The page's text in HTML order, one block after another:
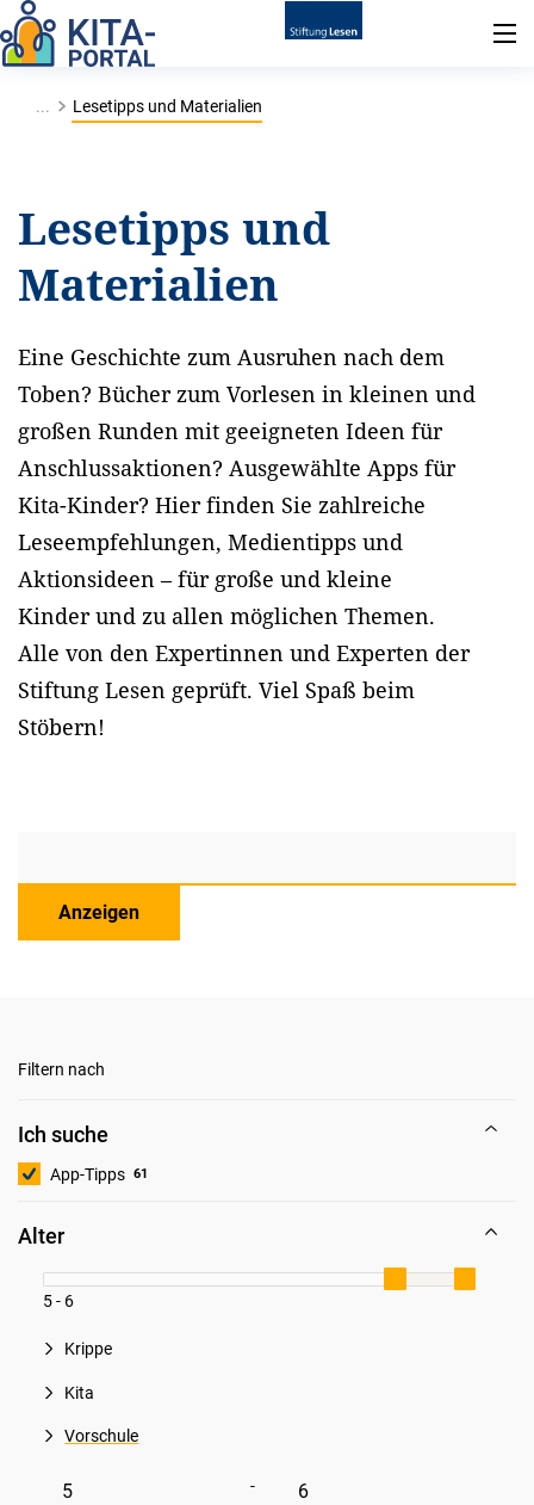
... Lesetipps und Materialien
Lesetipps und
Materialien
Eine Geschichte zum Ausruhen nach dem
Toben? Bücher zum Vorlesen in kleinen und
großen Runden mit geeigneten Ideen für
Anschlussaktionen? Ausgewählte Apps für
Kita-Kinder? Hier finden Sie zahlreiche
Leseempfehlungen, Medientipps und
Aktionsideen – für große und kleine
Kinder und zu allen möglichen Themen.
Alle von den Expertinnen und Experten der
Stiftung Lesen geprüft. Viel Spaß beim
Stöbern!
Anzeigen
Filtern nach
Ich suche
App-Tipps 61
Alter
5 - 6
Krippe
Kita
Vorschule
Mindestwert für Alter -
Maximalwert für Alter